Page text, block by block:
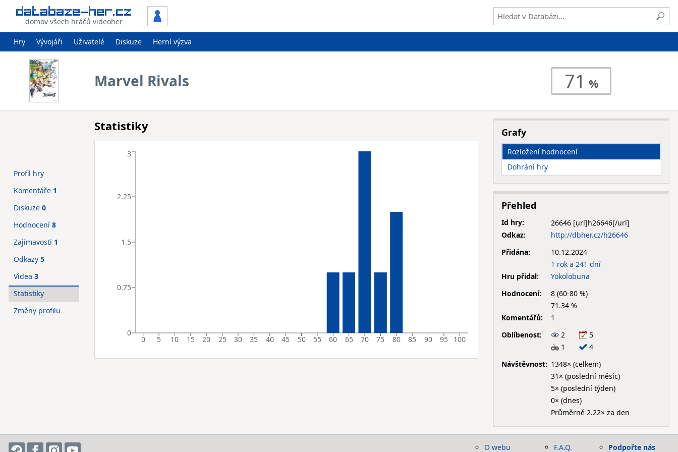
domov všech hráčů videoher
Hry Vývojáři Uživatelé Diskuze Herní výzva
Marvel Rivals 71
Statistiky
0 5 10 15 20 25 30 35 40 45 50 55 60 65 70 75 80 85 90 95 100
0
0.75
1.5
2.25
3
Profil hry
Komentáře 1
Diskuze 0
Hodnocení 8
Zajímavosti 1
Odkazy 5
Videa 3
Statistiky
Změny profilu
Grafy
Rozložení hodnocení
Dohrání hry
Přehled
Id hry:
26646
Odkaz:
http://dbher.cz/h26646
Přidána:
10.12.2024
1 rok a 241 dní
Hru přidal:
Yokolobuna
Hodnocení:
8 (60-80 %)
71.34 %
Komentářů:
1
Oblíbenost:
2
5
1
4
Návštěvnost: 1348× (celkem)
31× (poslední měsíc)
5× (poslední týden)
0× (dnes)
Průměrně 2.22× za den
O webu F.A.Q. Podpořte nás